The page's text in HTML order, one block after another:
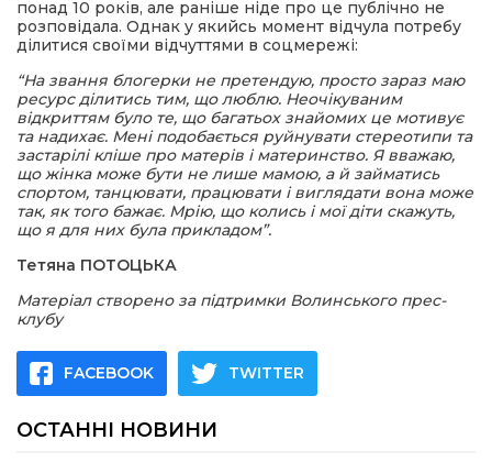
понад 10 років, але раніше ніде про це публічно не
розповідала. Однак у якийсь момент відчула потребу
ділитися своїми відчуттями в соцмережі:
“На звання блогерки не претендую, просто зараз маю
ресурс ділитись тим, що люблю. Неочікуваним
відкриттям було те, що багатьох знайомих це мотивує
та надихає. Мені подобається руйнувати стереотипи та
застарілі кліше про матерів і материнство. Я вважаю,
що жінка може бути не лише мамою, а й займатись
спортом, танцювати, працювати і виглядати вона може
так, як того бажає. Мрію, що колись і мої діти скажуть,
що я для них була прикладом”.
Тетяна ПОТОЦЬКА
Матеріал створено за підтримки Волинського прес-
клубу
FACEBOOK TWITTER
ОСТАННІ НОВИНИ